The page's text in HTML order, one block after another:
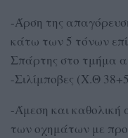
-Άρση της
κάτω των 5 τόνων
Σπάρτης στο τμήμα
-Σιλίμποβες (Χ.Θ
-Άμεση και
των οχημάτων με